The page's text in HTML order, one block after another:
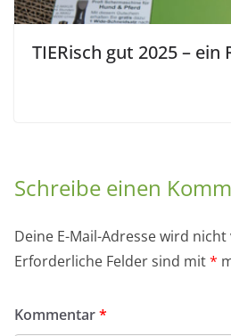
TIERisch gut 2025 – ein
Schreibe einen
Deine E-Mail-Adresse wird
Erforderliche Felder sind mit*
Kommentar*